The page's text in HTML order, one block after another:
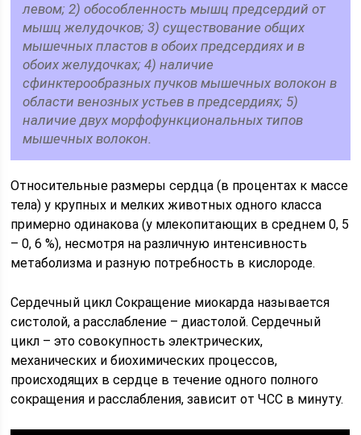
левом; 2) обособленность мышц предсердий от
мышц желудочков; 3) существование общих
мышечных пластов в обоих предсердиях и в
обоих желудочках; 4) наличие
сфинктерообразных пучков мышечных волокон в
области венозных устьев в предсердиях; 5)
наличие двух морфофункциональных типов
мышечных волокон.
Относительные размеры сердца (в процентах к массе
тела) у крупных и мелких животных одного класса
примерно одинакова (у млекопитающих в среднем 0, 5
– 0, 6 %), несмотря на различную интенсивность
метаболизма и разную потребность в кислороде.
Сердечный цикл Сокращение миокарда называется
систолой, а расслабление – диастолой. Сердечный
цикл – это совокупность электрических,
механических и биохимических процессов,
происходящих в сердце в течение одного полного
сокращения и расслабления, зависит от ЧСС в минуту.